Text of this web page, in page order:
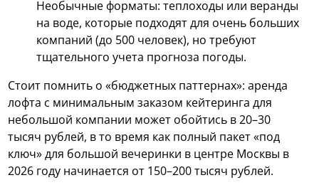
Необычные форматы: теплоходы или веранды
на воде, которые подходят для очень больших
компаний (до 500 человек), но требуют
тщательного учета прогноза погоды.
Стоит помнить о «бюджетных паттернах»: аренда
лофта с минимальным заказом кейтеринга для
небольшой компании может обойтись в 20–30
тысяч рублей, в то время как полный пакет «под
ключ» для большой вечеринки в центре Москвы в
2026 году начинается от 150–200 тысяч рублей.